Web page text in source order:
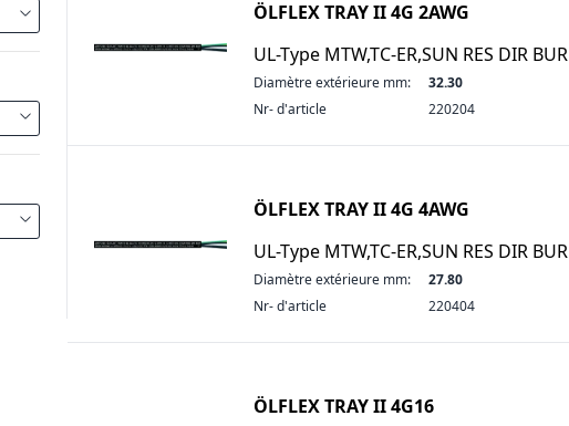
ÖLFLEX TRAY II 4G 2AWG
UL-Type MTW,TC-ER,SUN RES DIR BUR
Diamètre extérieure mm:
32.30
Nr- d'article
220204
ÖLFLEX TRAY II 4G 4AWG
UL-Type MTW,TC-ER,SUN RES DIR BUR
Diamètre extérieure mm:
27.80
Nr- d'article
220404
ÖLFLEX TRAY II 4G16